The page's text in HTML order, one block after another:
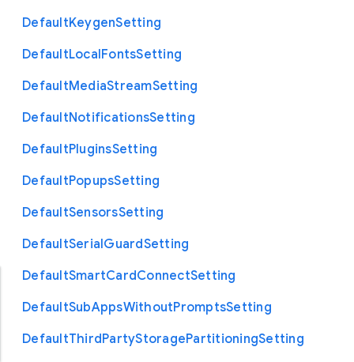
DefaultKeygenSetting
DefaultLocalFontsSetting
DefaultMediaStreamSetting
DefaultNotificationsSetting
DefaultPluginsSetting
DefaultPopupsSetting
DefaultSensorsSetting
DefaultSerialGuardSetting
DefaultSmartCardConnectSetting
DefaultSubAppsWithoutPromptsSetting
DefaultThirdPartyStoragePartitioningSetting